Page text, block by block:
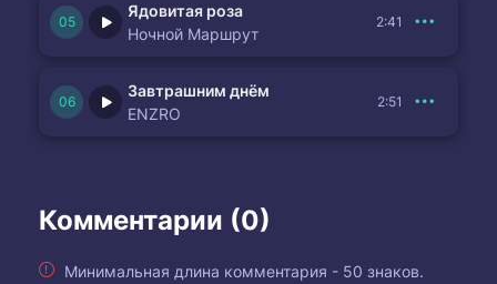
Ядовитая роза
Ночной Маршрут
2:41
Завтрашним днём
ENZRO
2:51
Комментарии (0)
Минимальная длина комментария - 50 знаков.